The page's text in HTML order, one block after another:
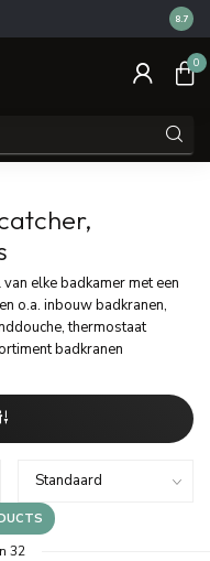
14
8.7
0
elke badkamer met een
o.a. inbouw badkranen,
thermostaat
badkranen
32